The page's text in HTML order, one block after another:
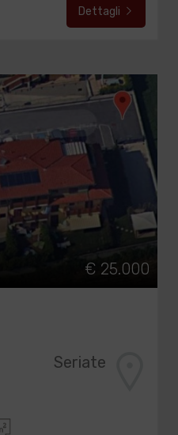
Dettagli
€ 25.000
Seriate